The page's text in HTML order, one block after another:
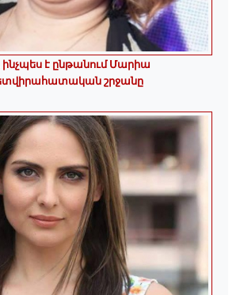
ինչպես է ընթանում Մարիա
շրջանը